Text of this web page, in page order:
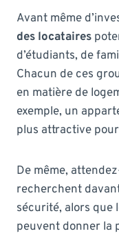
Avant même
des locataires
d’étudiants, de
Chacun de ces
en matière de
exemple, un
plus attractive
De même,
recherchent
sécurité, alors que
peuvent donner la